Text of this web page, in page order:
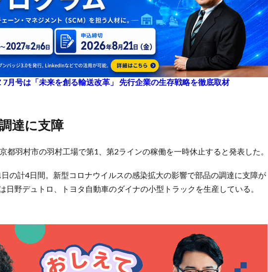
7月号は「未来を創る輸送改革」 先行企業の生存戦略を徹底取材
調達に支障
都羽村市の羽村工場で第1、第2ラインの稼働を一時休止すると発表した。
の計4日間。新型コロナウイルスの感染拡大の影響で部品の調達に支障が
日野デュトロ、トヨタ自動車のダイナの小型トラックを生産している。